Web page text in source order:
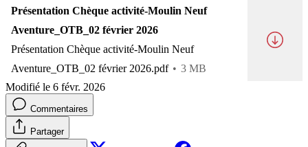
Présentation Chèque activité-Moulin Neuf
Aventure_OTB_02 février 2026
Présentation Chèque activité-Moulin Neuf
Aventure_OTB_02 février 2026.pdf
3 MB
Modifié le 6 févr. 2026
Commentaires
Partager